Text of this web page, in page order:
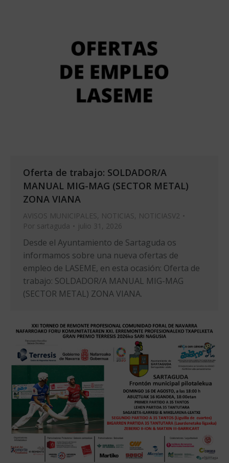
Oferta de trabajo: SOLDADOR/A
MANUAL MIG-MAG (SECTOR METAL)
ZONA VIANA
AVISOS MUNICIPALES, NOTICIAS, NOTICIASV2
Por sartaguda julio 31, 2026
Desde el Ayuntamiento de Sartaguda os
informamos sobre una nueva ofertas de
empleo de LASEME, en esta ocasión: Oferta de
trabajo: SOLDADOR/A MANUAL MIG-MAG
(SECTOR METAL) ZONA VIANA.